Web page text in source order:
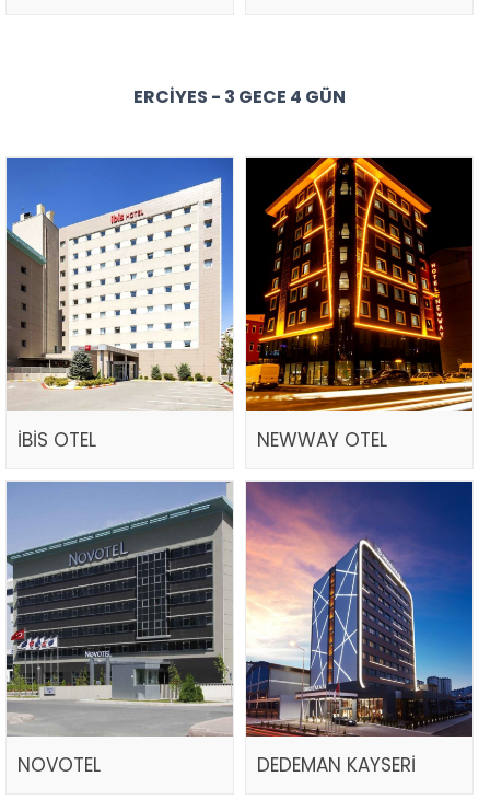
ERCIYES - 3 GECE 4 GÜN
İBİS OTEL NEWWAY OTEL
NOVOTEL DEDEMAN KAYSERİ